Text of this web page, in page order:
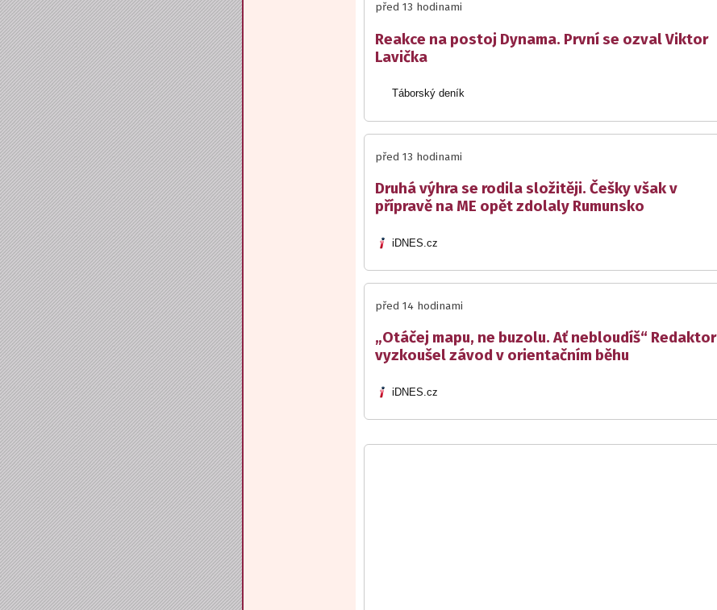
před 13 hodinami
Reakce na postoj Dynama. První se ozval Viktor
Lavička
Táborský deník
před 13 hodinami
Druhá výhra se rodila složitěji. Češky však v
přípravě na ME opět zdolaly Rumunsko
iDNES.cz
před 14 hodinami
„Otáčej mapu, ne buzolu. Ať nebloudíš“ Redaktor
vyzkoušel závod v orientačním běhu
iDNES.cz